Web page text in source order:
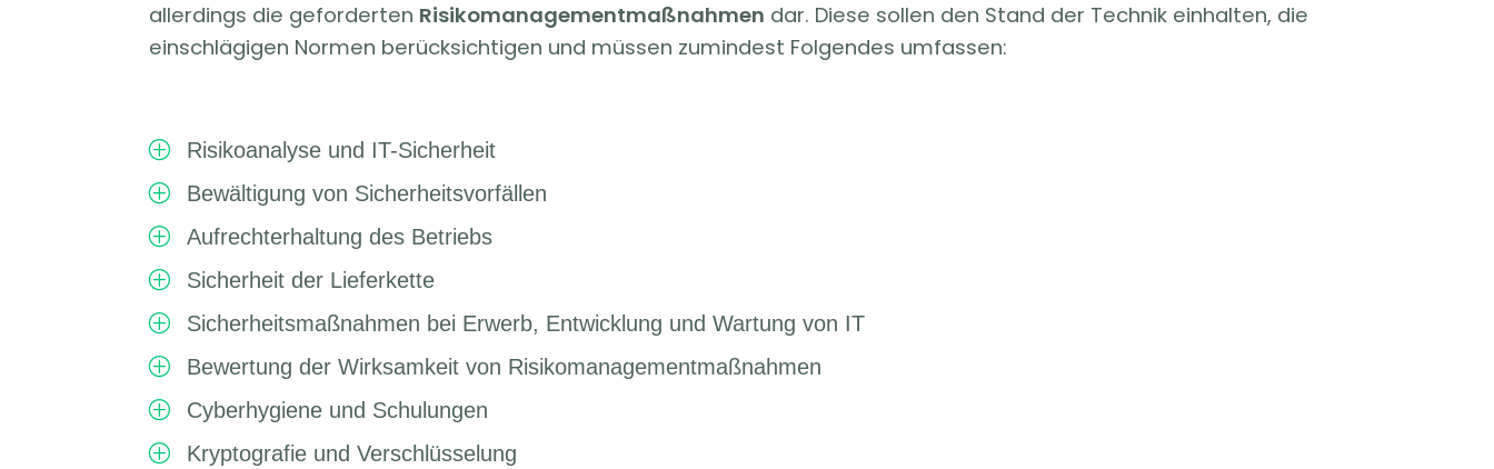
allerdings die geforderten Risikomanagementmaßnahmen dar. Diese sollen den Stand der Technik einhalten, die
einschlägigen Normen berücksichtigen und müssen zumindest Folgendes umfassen:
P Risikoanalyse und IT-Sicherheit
P Bewältigung von Sicherheitsvorfällen
P Aufrechterhaltung des Betriebs
P Sicherheit der Lieferkette
P Sicherheitsmaßnahmen bei Erwerb, Entwicklung und Wartung von IT
P Bewertung der Wirksamkeit von Risikomanagementmaßnahmen
P Cyberhygiene und Schulungen
P Kryptografie und Verschlüsselung